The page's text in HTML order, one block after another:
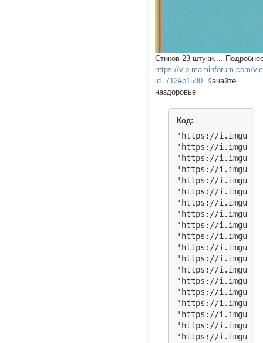
Стиков 23 штуки....
https://vip.maminforum.com/
id=712#p1580 Качайте
наздоровье
Код:
'https://
'https://
'https://
'https://
'https://
'https://
'https://
'https://
'https://
'https://
'https://
'https://
'https://
'https://
'https://
'https://
'https://
'https://
'https://